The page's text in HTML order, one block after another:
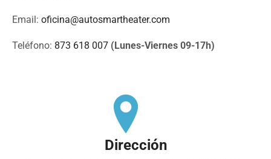
Email: oficina@autosmartheater.com
Teléfono: 873 618 007 (Lunes-Viernes 09-17h)
Dirección